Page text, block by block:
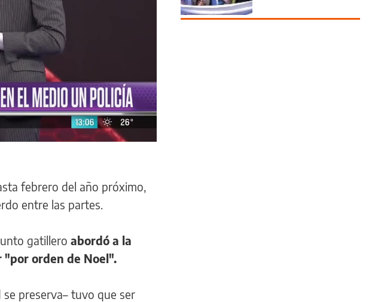
febrero del año próximo,
entre las partes.
gatillero abordó a la
"por orden de Noel".
preserva– tuvo que ser